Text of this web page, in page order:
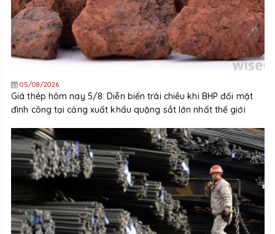
05/08/2026
Giá thép hôm nay 5/8: Diễn biến trái chiều khi BHP đối mặt
đình công tại cảng xuất khẩu quặng sắt lớn nhất thế giới